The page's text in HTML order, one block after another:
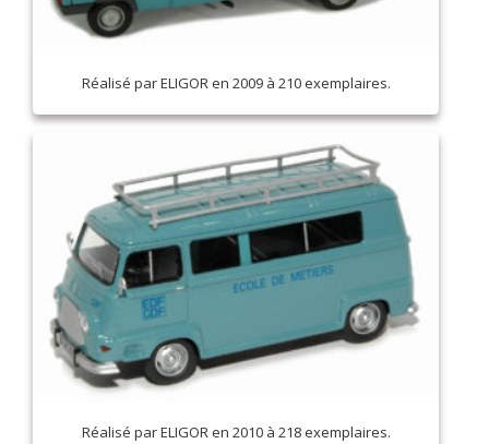
Réalisé par ELIGOR en 2009 à 210 exemplaires.
Réalisé par ELIGOR en 2010 à 218 exemplaires.